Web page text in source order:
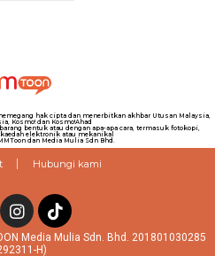
hak cipta dan menerbitkan akhbar Utusan Malaysia,
Kosmo! dan Kosmo!Ahad
bentuk atau dengan apa-apa cara, termasuk fotokopi,
elektronik atau mekanikal
dan Media Mulia Sdn Bhd.
Hubungi kami
Media Mulia Sdn. Bhd. 201801030285
H)